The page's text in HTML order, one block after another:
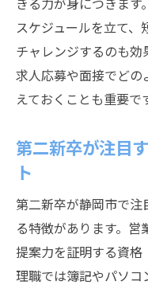
スケジュールを立て
チャレンジするのも
求人応募や面接でど
えておくことも重要で
第二新卒が注目
ト
第二新卒が静岡市で注
る特徴があります。
提案力を証明する資
理職では簿記やパソ